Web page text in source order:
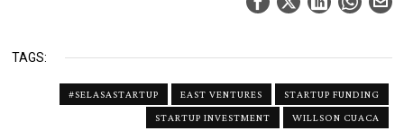
TAGS:
#SELASASTARTUP EAST VENTURES
STARTUP FUNDING
STARTUP INVESTMENT
WILLSON CUACA